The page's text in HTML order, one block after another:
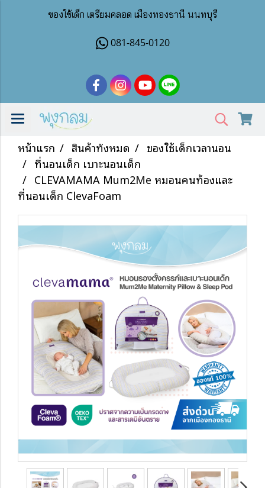
ของใช้เด็ก เตรียมคลอด เมืองทองธานี นนทบุรี
081-845-0120
หน้าแรก สินค้าทั้งหมด
ของใช้เด็กเวลานอน
ที่นอนเด็ก เบาะนอนเด็ก
CLEVAMAMA Mum2Me หมอนคนท้องและ
ที่นอนเด็ก ClevaFoam